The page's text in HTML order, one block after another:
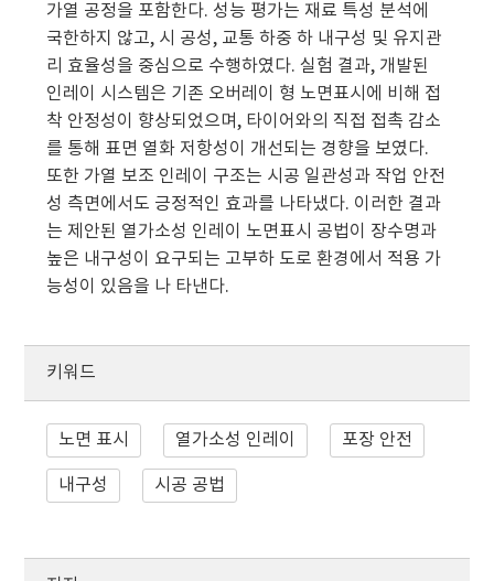
가열 공정을 포함한다. 성능 평가는 재료 특성 분석에
국한하지 않고, 시 공성, 교통 하중 하 내구성 및 유지관
리 효율성을 중심으로 수행하였다. 실험 결과, 개발된
인레이 시스템은 기존 오버레이 형 노면표시에 비해 접
착 안정성이 향상되었으며, 타이어와의 직접 접촉 감소
를 통해 표면 열화 저항성이 개선되는 경향을 보였다.
또한 가열 보조 인레이 구조는 시공 일관성과 작업 안전
성 측면에서도 긍정적인 효과를 나타냈다. 이러한 결과
는 제안된 열가소성 인레이 노면표시 공법이 장수명과
높은 내구성이 요구되는 고부하 도로 환경에서 적용 가
능성이 있음을 나 타낸다.
키워드
노면 표시 열가소성 인레이 포장 안전
내구성 시공 공법